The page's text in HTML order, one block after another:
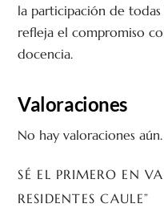
la participación de
refleja el compromiso
docencia.
Valoraciones
No hay valoraciones aún.
SÉ EL PRIMERO EN
RESIDENTES CAULE”